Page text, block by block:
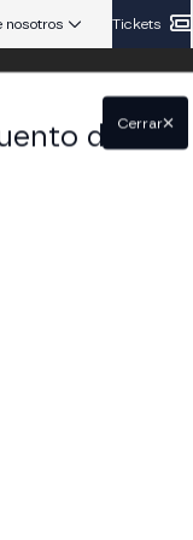
nosotros Tickets
delCerrar